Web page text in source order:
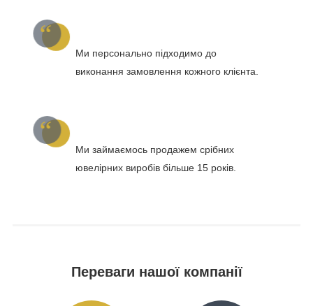
Ми персонально підходимо до
виконання замовлення кожного клієнта.
Ми займаємось продажем срібних
ювелірних виробів більше 15 років.
Переваги нашої компанії